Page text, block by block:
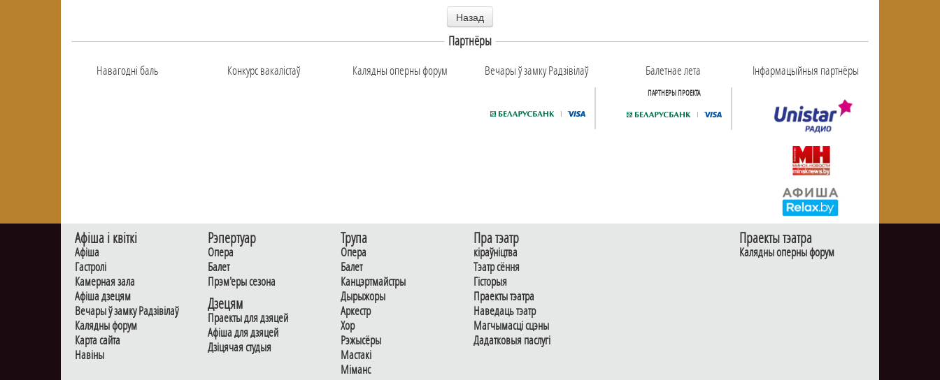
Назад
Партнёры
Навагоднi баль
Конкурс вакалiстаў Калядны оперны форум Вечары ў замку Радзiвiлаў Балетнае лета
ПАРТНЕРЫ ПРОЕКТА
Інфармацыйныя партнёры
Афiша i квiткi
Афiша
Гастролi
Камерная зала
Афiша дзецям
Вечары ў замку Радзiвiлаў
Калядны форум
Карта сайта
Навiны
Рэпертуар
Опера
Балет
Прэм'еры сезона
Дзецям
Праекты для дзяцей
Афiша для дзяцей
Дзiцячая студыя
Трупа
Опера
Балет
Канцэртмайстры
Дырыжоры
Аркестр
Хор
Рэжысёры
Мастакі
Мiманс
Пра тэатр
кіраўніцтва
Тэатр сёння
Гiсторыя
Праекты тэатра
Наведаць тэатр
Магчымасцi сцэны
Дадаткoвыя паслугi
Праекты тэатра
Калядны оперны форум